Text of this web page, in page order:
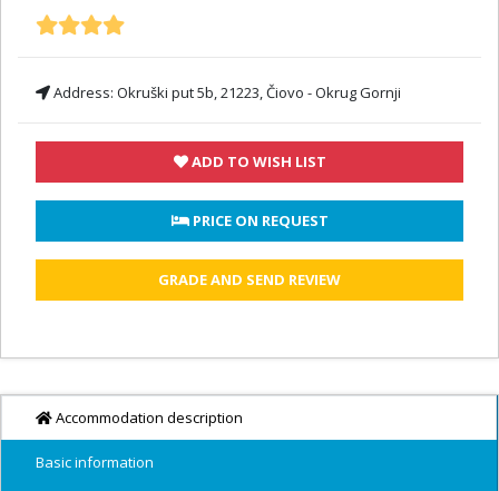
Address: Okruški put 5b, 21223, Čiovo - Okrug Gornji
ADD TO WISH LIST
PRICE ON REQUEST
GRADE AND SEND REVIEW
Accommodation description
Basic information